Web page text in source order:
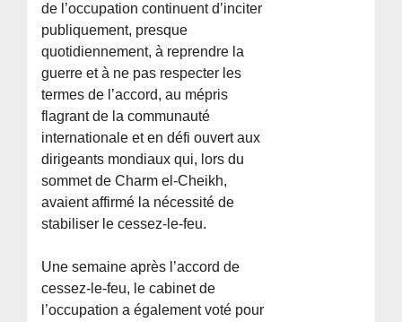
de l’occupation continuent d’inciter
publiquement, presque
quotidiennement, à reprendre la
guerre et à ne pas respecter les
termes de l’accord, au mépris
flagrant de la communauté
internationale et en défi ouvert aux
dirigeants mondiaux qui, lors du
sommet de Charm el-Cheikh,
avaient affirmé la nécessité de
stabiliser le cessez-le-feu.
Une semaine après l’accord de
cessez-le-feu, le cabinet de
l’occupation a également voté pour